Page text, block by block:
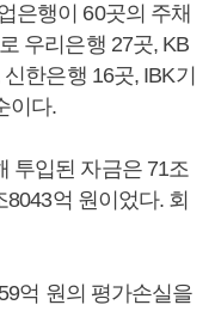
은행이 60곳의 주채
우리은행 27곳, KB
한은행 16곳, IBK기
이다.
투입된 자금은 71조
억 원이었다. 회
억 원의 평가손실을